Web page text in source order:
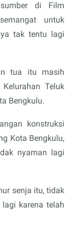
di Film
untuk
tak tentu lagi
tua itu masih
Teluk
Bengkulu.
konstruksi
Kota Bengkulu,
nyaman lagi
senja itu, tidak
karena telah